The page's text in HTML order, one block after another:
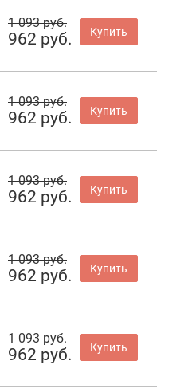
1 093 руб.
962 руб. Купить
1 093 руб.
962 руб. Купить
1 093 руб.
962 руб. Купить
1 093 руб.
962 руб. Купить
1 093 руб.
962 руб. Купить